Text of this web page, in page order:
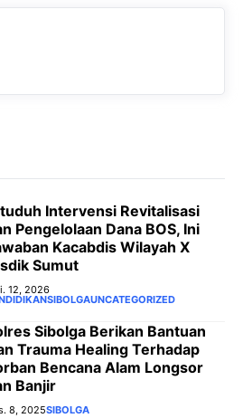
Intervensi Revitalisasi
Pengelolaan Dana BOS, Ini
Kacabdis Wilayah X
Sumut
12, 2026
SIBOLGAUNCATEGORIZED
Sibolga Berikan Bantuan
Trauma Healing Terhadap
Bencana Alam Longsor
Banjir
8, 2025SIBOLGA